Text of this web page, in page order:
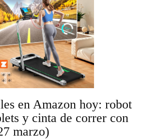
en Amazon hoy: robot
y cinta de correr con
marzo)